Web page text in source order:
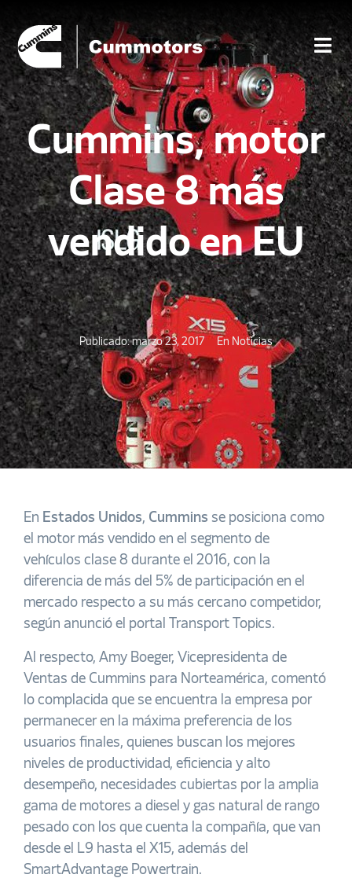
Cummins, motor
Clase 8 más
vendido en EU
Publicado:marzo 23, 2017 En Noticias
En Estados Unidos, Cummins se posiciona como
el motor más vendido en el segmento de
vehículos clase 8 durante el 2016, con la
diferencia de más del 5% de participación en el
mercado respecto a su más cercano competidor,
según anunció el portal Transport Topics.
Al respecto, Amy Boeger, Vicepresidenta de
Ventas de Cummins para Norteamérica, comentó
lo complacida que se encuentra la empresa por
permanecer en la máxima preferencia de los
usuarios finales, quienes buscan los mejores
niveles de productividad, eficiencia y alto
desempeño, necesidades cubiertas por la amplia
gama de motores a diesel y gas natural de rango
pesado con los que cuenta la compañía, que van
desde el L9 hasta el X15, además del
SmartAdvantage Powertrain.